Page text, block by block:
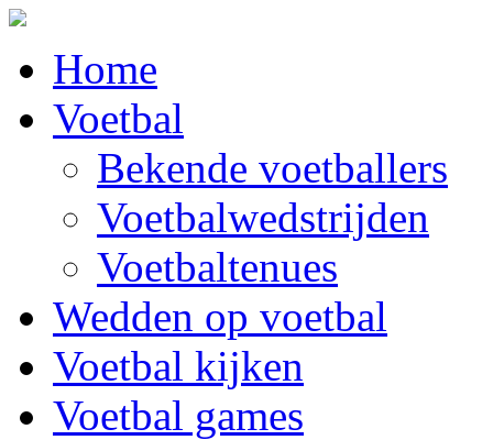
Home
Voetbal
Bekende voetballers
Voetbalwedstrijden
Voetbaltenues
Wedden op voetbal
Voetbal kijken
Voetbal games